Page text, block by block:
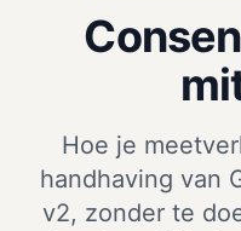
Hoe je
handhaving van
v2, zonder te